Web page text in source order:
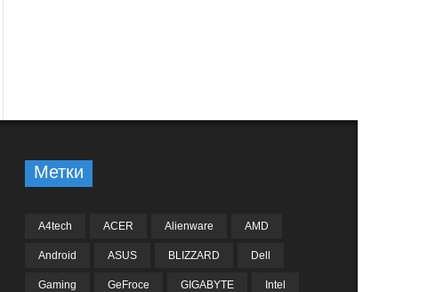
Метки
A4tech ACER Alienware AMD
Android ASUS BLIZZARD Dell
Gaming GeFroce GIGABYTE Intel